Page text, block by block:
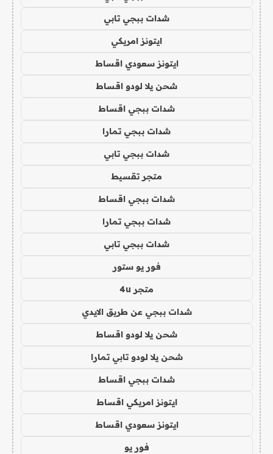
شدات ببجي تابي
ايتونز امريكي
ايتونز سعودي اقساط
شحن يلا لودو اقساط
شدات ببجي اقساط
شدات ببجي تمارا
شدات ببجي تابي
متجر تقسيط
شدات ببجي اقساط
شدات ببجي تمارا
شدات ببجي تابي
فور يو ستور
متجر 4u
شدات ببجي عن طريق الايدي
شحن يلا لودو اقساط
شحن يلا لودو تابي تمارا
شدات ببجي اقساط
ايتونز امريكي اقساط
ايتونز سعودي اقساط
فور يو